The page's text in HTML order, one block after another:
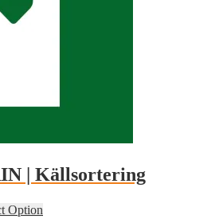
| Källsortering
Option